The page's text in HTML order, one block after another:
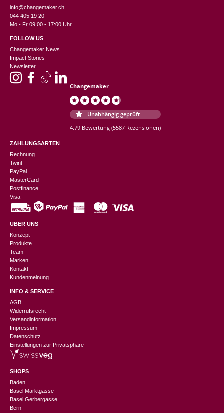
info@changemaker.ch
044 405 19 20
Mo - Fr 09:00 - 17:00 Uhr
FOLLOW US
Changemaker News
Impact Stories
Newsletter
Changemaker
Unabhängig geprüft
4.79 Bewertung (5587 Rezensionen)
ZAHLUNGSARTEN
Rechnung
Twint
PayPal
MasterCard
Postfinance
Visa
ÜBER UNS
Konzept
Produkte
Team
Marken
Kontakt
Kundenmeinung
INFO & SERVICE
AGB
Widerrufsrecht
Versandinformation
Impressum
Datenschutz
Einstellungen zur Privatsphäre
SHOPS
Baden
Basel Marktgasse
Basel Gerbergasse
Bern